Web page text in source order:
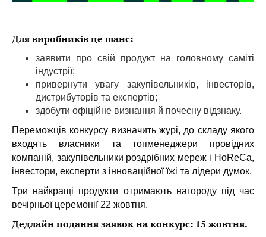
Для виробників це шанс:
заявити про свій продукт на головному саміті
індустрії;
привернути увагу закупівельників, інвесторів,
дистрибуторів та експертів;
здобути офіційне визнання й почесну відзнаку.
Переможців конкурсу визначить журі, до складу якого
входять власники та топменеджери провідних
компаній, закупівельники роздрібних мереж і HoReCa,
інвестори, експерти з інноваційної їжі та лідери думок.
Три найкращі продукти отримають нагороду під час
вечірньої церемонії 22 жовтня.
Дедлайн подання заявок на конкурс: 15 жовтня.